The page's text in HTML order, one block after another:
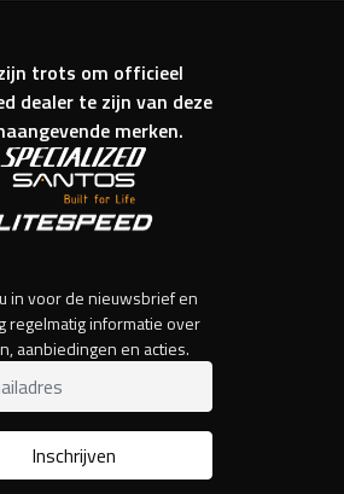
trots om officieel
dealer te zijn van deze
merken.
in voor de nieuwsbrief en
regelmatig informatie over
aanbiedingen en acties.
Inschrijven